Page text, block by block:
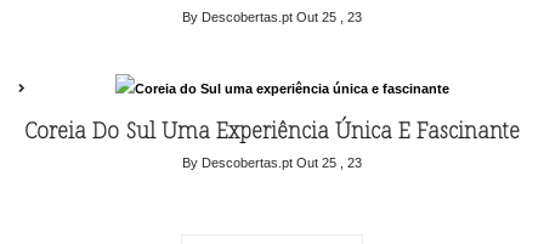
By Descobertas.pt Out 25 , 23
Coreia Do Sul Uma Experiência Única E Fascinante
By Descobertas.pt Out 25 , 23